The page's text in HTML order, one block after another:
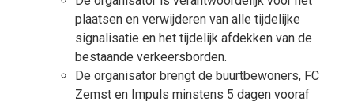
plaatsen en verwijderen van alle tijdelijke
signalisatie en het tijdelijk afdekken van de
bestaande verkeersborden.
De organisator brengt de buurtbewoners, FC
Zemst en Impuls minstens 5 dagen vooraf